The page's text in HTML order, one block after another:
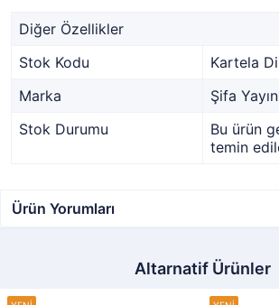
Diğer Özellikler
Stok Kodu
Kartela
Marka
Şifa
Stok Durumu
Bu ürün
temin
Ürün Yorumları
Altarnatif Ürünler